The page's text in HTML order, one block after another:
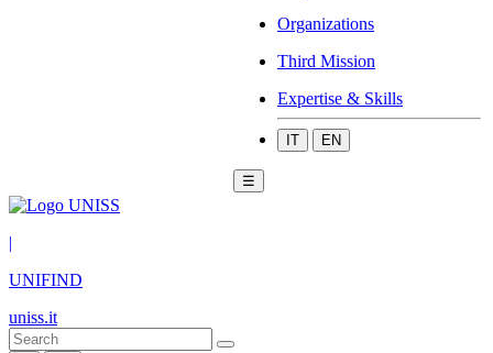
Organizations
Third Mission
Expertise & Skills
IT EN
☰
|
UNIFIND
uniss.it